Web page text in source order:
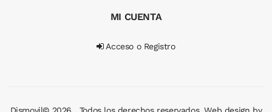
MI CUENTA
Acceso o Registro